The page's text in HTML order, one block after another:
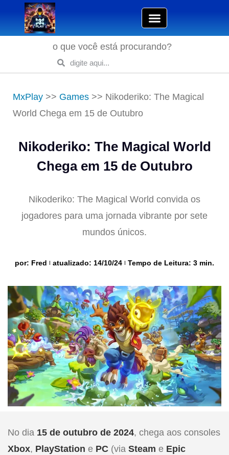
o que você está procurando?
MxPlay >> Games >> Nikoderiko: The Magical
World Chega em 15 de Outubro
Nikoderiko: The Magical World
Chega em 15 de Outubro
Nikoderiko: The Magical World convida os
jogadores para uma jornada vibrante por sete
mundos únicos.
por: Fred atualizado: 14/10/24 Tempo de Leitura: 3 min.
No dia 15 de outubro de 2024, chega aos consoles
Xbox, PlayStation e PC (via Steam e Epic